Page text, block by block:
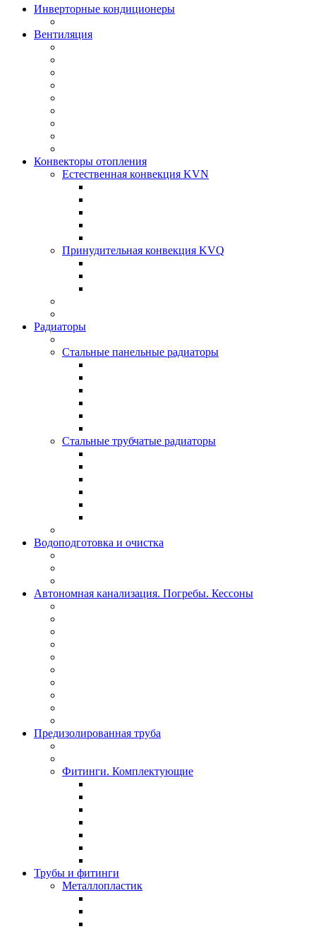
Инверторные кондиционеры
Вентиляция
Конвекторы отопления
Естественная конвекция KVN
Принудительная конвекция KVQ
Радиаторы
Стальные панельные радиаторы
Стальные трубчатые радиаторы
Водоподготовка и очистка
Автономная канализация. Погребы. Кессоны
Предизолированная труба
Фитинги. Комплектующие
Трубы и фитинги
Металлопластик